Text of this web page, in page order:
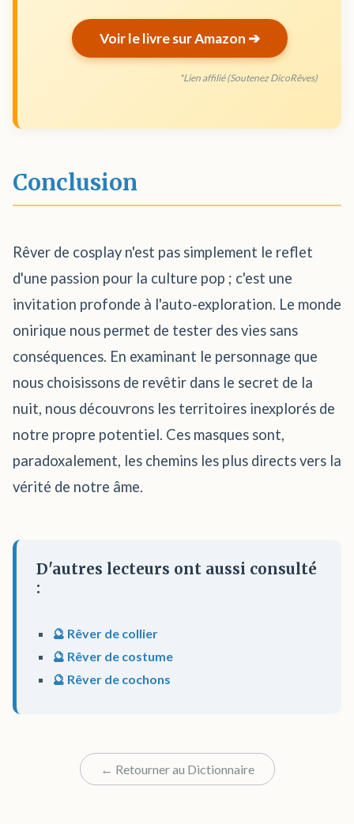
Voir le livre sur Amazon ➔
*Lien affilié (Soutenez DicoRêves)
Conclusion
Rêver de cosplay n'est pas simplement le reflet
d'une passion pour la culture pop ; c'est une
invitation profonde à l'auto-exploration. Le monde
onirique nous permet de tester des vies sans
conséquences. En examinant le personnage que
nous choisissons de revêtir dans le secret de la
nuit, nous découvrons les territoires inexplorés de
notre propre potentiel. Ces masques sont,
paradoxalement, les chemins les plus directs vers la
vérité de notre âme.
D'autres lecteurs ont aussi consulté
:
🔮 Rêver de collier
🔮 Rêver de costume
🔮 Rêver de cochons
← Retourner au Dictionnaire